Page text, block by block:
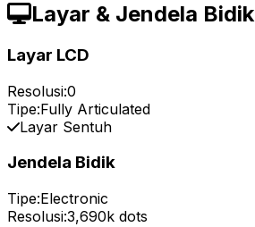
Layar & Jendela Bidik
Layar LCD
Resolusi:0
Tipe:Fully Articulated
Layar Sentuh
Jendela Bidik
Tipe:Electronic
Resolusi:3,690k dots